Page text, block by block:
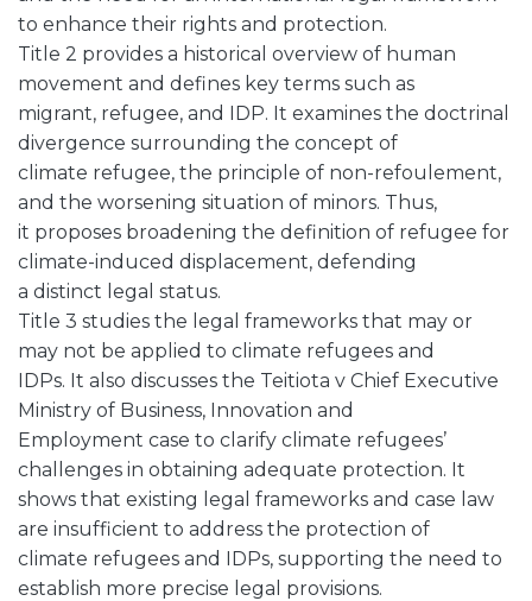
to enhance their rights and protection.
Title 2 provides a historical overview of human
movement and defines key terms such as
migrant, refugee, and IDP. It examines the doctrinal
divergence surrounding the concept of
climate refugee, the principle of non-refoulement,
and the worsening situation of minors. Thus,
it proposes broadening the definition of refugee for
climate-induced displacement, defending
a distinct legal status.
Title 3 studies the legal frameworks that may or
may not be applied to climate refugees and
IDPs. It also discusses the Teitiota v Chief Executive
Ministry of Business, Innovation and
Employment case to clarify climate refugees’
challenges in obtaining adequate protection. It
shows that existing legal frameworks and case law
are insufficient to address the protection of
climate refugees and IDPs, supporting the need to
establish more precise legal provisions.